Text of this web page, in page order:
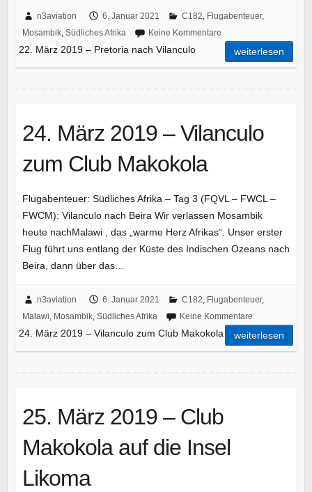
n3aviation 6. Januar 2021 C182, Flugabenteuer,
Mosambik, Südliches Afrika Keine Kommentare
22. März 2019 – Pretoria nach Vilanculo weiterlesen
24. März 2019 – Vilanculo
zum Club Makokola
Flugabenteuer: Südliches Afrika – Tag 3 (FQVL – FWCL –
FWCM): Vilanculo nach Beira Wir verlassen Mosambik
heute nachMalawi , das „warme Herz Afrikas“. Unser erster
Flug führt uns entlang der Küste des Indischen Ozeans nach
Beira, dann über das…
n3aviation 6. Januar 2021 C182, Flugabenteuer,
Malawi, Mosambik, Südliches Afrika Keine Kommentare
24. März 2019 – Vilanculo zum Club Makokola weiterlesen
25. März 2019 – Club
Makokola auf die Insel
Likoma